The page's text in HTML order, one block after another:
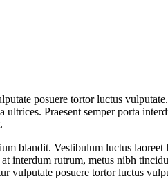
posuere tortor luctus
Praesent semper porta
blandit. Vestibulum luctus laoreet
interdum rutrum, metus nibh
vulputate posuere tortor luctus